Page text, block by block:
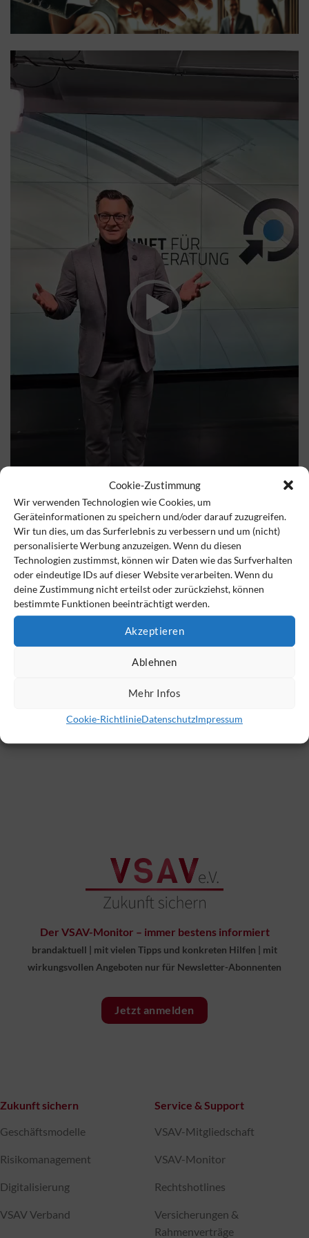
Cookie-Zustimmung
Wir verwenden Technologien wie Cookies, um
Geräteinformationen zu speichern und/oder darauf zuzugreifen.
Wir tun dies, um das Surferlebnis zu verbessern und um (nicht)
personalisierte Werbung anzuzeigen. Wenn du diesen
Technologien zustimmst, können wir Daten wie das Surfverhalten
oder eindeutige IDs auf dieser Website verarbeiten. Wenn du
deine Zustimmung nicht erteilst oder zurückziehst, können
bestimmte Funktionen beeinträchtigt werden.
Akzeptieren
Ablehnen
Mehr Infos
Cookie-RichtlinieDatenschutzImpressum
Video-
00:00
20 Jahre VSAV e.V. NETZWERKZEUG
Der VSAV-Monitor – immer bestens informiert
brandaktuell | mit vielen Tipps und konkreten Hilfen | mit
wirkungsvollen Angeboten nur für Newsletter-Abonnenten
Jetzt anmelden
Zukunft sichern
Geschäftsmodelle
Risikomanagement
Digitalisierung
VSAV Verband
Service & Support
VSAV-Mitgliedschaft
VSAV-Monitor
Rechtshotlines
Versicherungen &
Rahmenverträge